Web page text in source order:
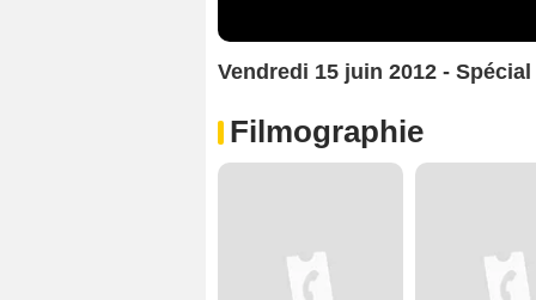
Vendredi 15 juin 2012 -
Filmographie